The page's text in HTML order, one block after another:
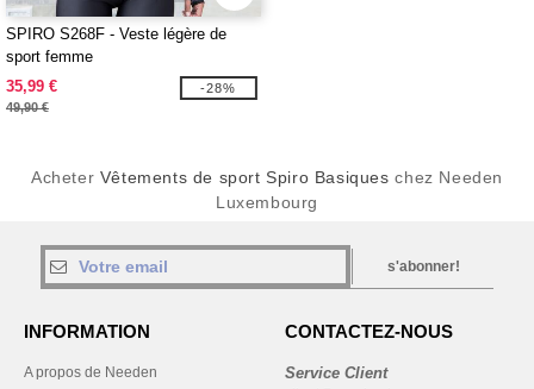
SPIRO S268F - Veste légère de
sport femme
35,99 €
49,90 €
-28%
Acheter Vêtements de sport Spiro Basiques chez Needen
Luxembourg
s'abonner!
INFORMATION
A propos de Needen
CONTACTEZ-NOUS
Service Client